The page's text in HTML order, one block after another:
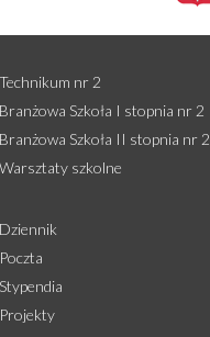
Technikum nr 2
Branżowa Szkoła I stopnia nr 2
Branżowa Szkoła II stopnia nr 2
Warsztaty szkolne
Dziennik
Poczta
Stypendia
Projekty